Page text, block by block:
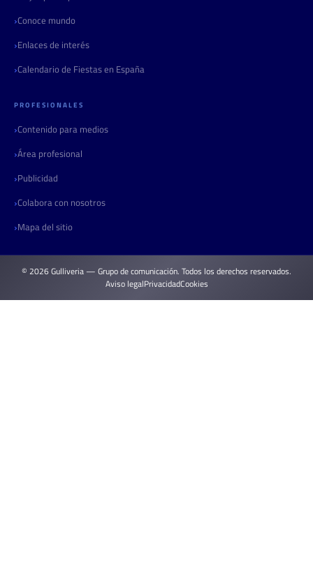
Conoce mundo
Enlaces de interés
Calendario de Fiestas en España
PROFESIONALES
Contenido para medios
Área profesional
Publicidad
Colabora con nosotros
Mapa del sitio
© 2026 Gulliveria — Grupo de comunicación. Todos los derechos reservados.
Aviso legalPrivacidadCookies